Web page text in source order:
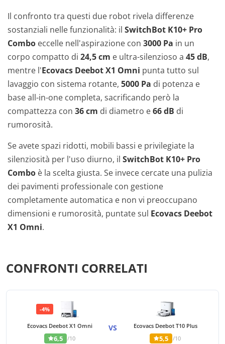
Il confronto tra questi due robot rivela differenze
sostanziali nelle funzionalità: il SwitchBot K10+ Pro
Combo eccelle nell'aspirazione con 3000 Pa in un
corpo compatto di 24,5 cm e ultra-silenzioso a 45 dB,
mentre l'Ecovacs Deebot X1 Omni punta tutto sul
lavaggio con sistema rotante, 5000 Pa di potenza e
base all-in-one completa, sacrificando però la
compattezza con 36 cm di diametro e66 dB di
rumorosità.
Se avete spazi ridotti, mobili bassi e privilegiate la
silenziosità per l'uso diurno, il SwitchBot K10+ Pro
Combo è la scelta giusta. Se invece cercate una pulizia
dei pavimenti professionale con gestione
completamente automatica e non vi preoccupano
dimensioni e rumorosità, puntate sul Ecovacs Deebot
X1 Omni.
CONFRONTI CORRELATI
-4%
Ecovacs Deebot X1 Omni
6,5 /10
VS Ecovacs Deebot T10 Plus
5,5 /10